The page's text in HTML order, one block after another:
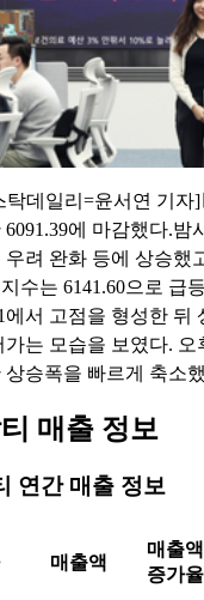
탁데일리=윤서연 기
6091.39에 마감했다.밤
우려 완화 등에 상승했
수는 6141.60으로 급
에서 고점을 형성한 뒤
가는 모습을 보였다.
상승폭을 빠르게 축소
매출 정보
연간 매출 정보
매출액
매출액
증가율